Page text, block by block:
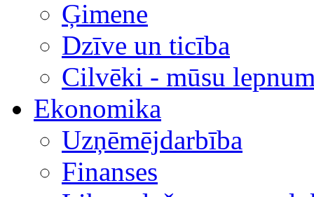
Ģimene
Dzīve un ticība
Cilvēki - mūsu
Ekonomika
Uzņēmējdarbība
Finanses